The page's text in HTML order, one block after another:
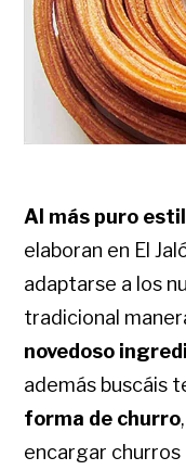
Al más puro
elaboran en El
adaptarse a los
tradicional
novedoso
además buscáis
forma de churro
encargar churros